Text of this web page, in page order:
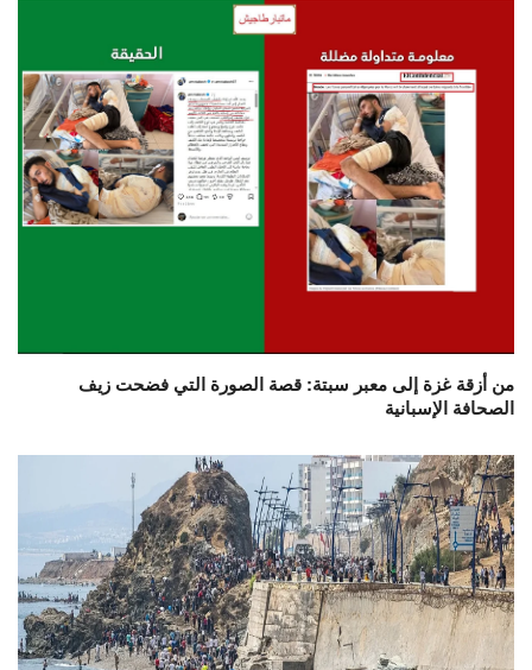
من أزقة غزة إلى معبر سبتة: قصة الصورة التي فضحت زيف
الصحافة الإسبانية